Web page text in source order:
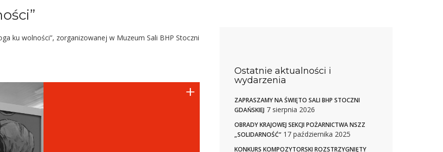
ku wolności”, zorganizowanej w Muzeum Sali BHP Stoczni
Ostatnie aktualności i
wydarzenia
ZAPRASZAMY NA ŚWIĘTO SALI BHP STOCZNI
GDAŃSKIEJ 7 sierpnia 2026
OBRADY KRAJOWEJ SEKCJI POŻARNICTWA NSZZ
„SOLIDARNOŚĆ” 17 października 2025
KONKURS KOMPOZYTORSKI ROZSTRZYGNIĘTY